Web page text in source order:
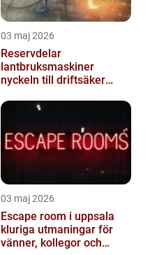
03 maj 2026
Reservdelar
lantbruksmaskiner
nyckeln till driftsäker
03 maj 2026
Escape room i uppsala
kluriga utmaningar för
vänner, kollegor och